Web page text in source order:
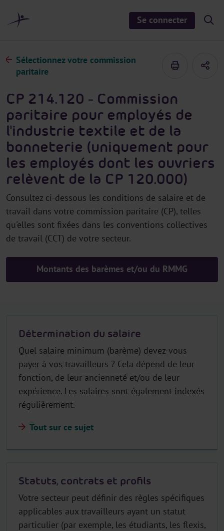
Se connecter
S
i
Sélectionnez votre commission
paritaire
CP 214.120 - Commission
paritaire pour employés de
l'industrie textile et de la
bonneterie (uniquement pour
les employés dont les ouvriers
relèvent de la CP 120.000)
Consultez ci-dessous les conditions de salaire et de
travail dans votre commission paritaire (CP), telles
qu'elles sont fixées dans les conventions collectives
de travail (CCT) de votre secteur.
Montants des barèmes et/ou du RMMG
Détermination du salaire
Quel salaire minimum (barème) devez-vous
payer à vos travailleurs ? Cela dépend de leur
fonction, de leur ancienneté et/ou de leur
expérience. Les salaires sont également indexés
régulièrement.
Tout sur ce sujet
Statuts, contrats et profils
Votre secteur peut définir des règles spécifiques
applicables aux travailleurs ayant un statut
particulier (par exemple, les étudiants, les flexis,